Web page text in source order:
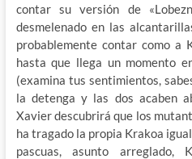
contar su versión de
desmelenado en las
probablemente contar como
hasta que llega un momento
(examina tus sentimientos,
la detenga y las dos acaben
Xavier descubrirá que los
ha tragado la propia Krakoa
pascuas, asunto